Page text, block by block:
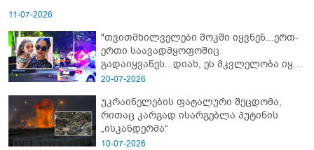
11-07-2026
"თვითმხილველები შოკში იყვნენ...ერთ-
ერთი საავადმყოფოშიც
გადაიყვანეს...დიახ, ეს მკვლელობა იყო"
- გორში დატრიალებული ტრაგედიის
20-07-2026
უკრაინელების ფატალური შეცდომა,
რითაც კარგად ისარგებლა პუტინის
„ისკანდერმა“
10-07-2026